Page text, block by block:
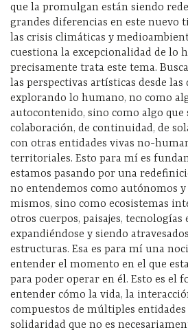
que la promulgan están siendo
grandes diferencias en este nuevo
las crisis climáticas y
cuestiona la excepcionalidad de lo
precisamente trata este tema.
las perspectivas artísticas desde las
explorando lo humano, no como
autocontenido, sino como algo que
colaboración, de continuidad, de
con otras entidades vivas no-
territoriales. Esto para mí es
estamos pasando por una
no entendemos como autónomos
mismos, sino como ecosistemas
otros cuerpos, paisajes,
expandiéndose y siendo
estructuras. Esa es para mí una
entender el momento en el que
para poder operar en él. Esto es el
entender cómo la vida, la
compuestos de múltiples
solidaridad que no es